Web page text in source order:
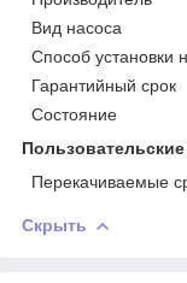
Вид насоса
Способ установки
Гарантийный срок
Состояние
Перекачиваемые
Скрыть